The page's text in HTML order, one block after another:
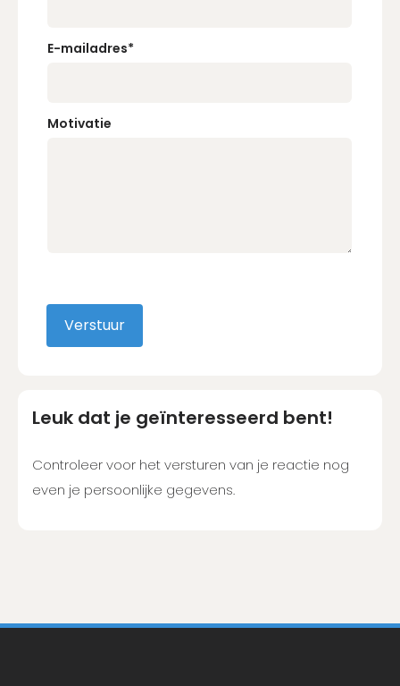
E-mailadres*
Motivatie
Verstuur
Leuk dat je geïnteresseerd bent!
Controleer voor het versturen van je reactie nog
even je persoonlijke gegevens.
Schrijf je in binnen 2 minuten